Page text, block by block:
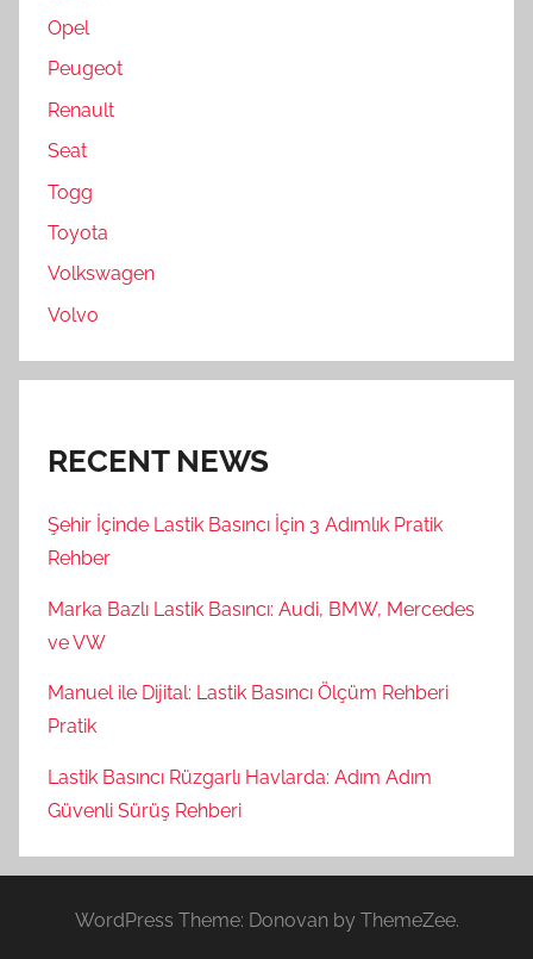
Opel
Peugeot
Renault
Seat
Togg
Toyota
Volkswagen
Volvo
RECENT NEWS
Şehir İçinde Lastik Basıncı İçin 3 Adımlık Pratik
Rehber
Marka Bazlı Lastik Basıncı: Audi, BMW, Mercedes
ve VW
Manuel ile Dijital: Lastik Basıncı Ölçüm Rehberi
Pratik
Lastik Basıncı Rüzgarlı Havlarda: Adım Adım
Güvenli Sürüş Rehberi
WordPress Theme: Donovan by ThemeZee.